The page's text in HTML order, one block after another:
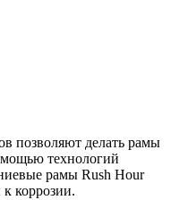
позволяют делать рамы
технологий
рамы Rush Hour
коррозии.